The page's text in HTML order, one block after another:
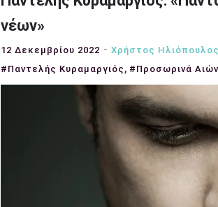
νέων»
12 Δεκεμβρίου 2022 Χρήστος
#Παντελής Κυραμαργιός , #Προσωρινά